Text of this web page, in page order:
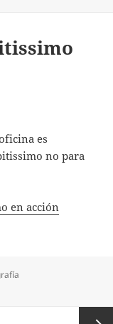
es
no para
en acción
en acción